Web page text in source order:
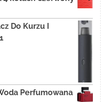
Do Kurzu I
Perfumowana